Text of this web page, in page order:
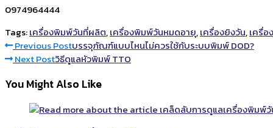
0974964444
Tags:เครื่องพิมพ์วันที่ผลิต,เครื่องพิมพ์วันหมดอายุ,เครื่องยิงวัน,เครื่อ
Read
more
articles
Previous Postบรรจุภัณฑ์แบบไหนไม่ควรใช้กับระบบพิมพ์ DOD?
Next Postวิธีดูแลหัวพิมพ์ TTO
You Might Also Like